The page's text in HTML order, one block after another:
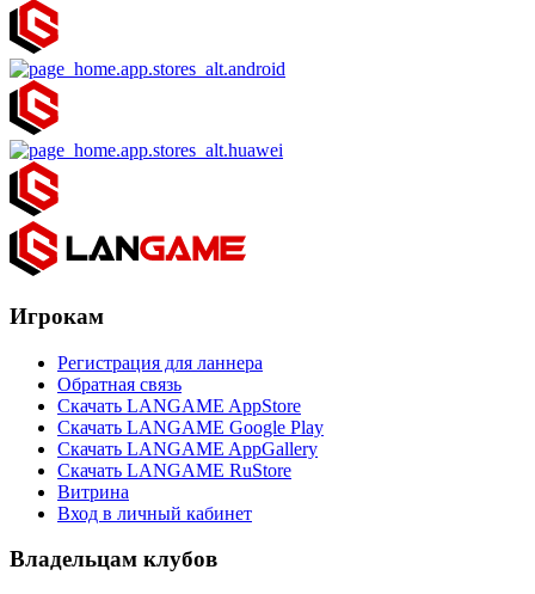
Игрокам
Регистрация для ланнера
Обратная связь
Скачать LANGAME AppStore
Скачать LANGAME Google Play
Скачать LANGAME AppGallery
Скачать LANGAME RuStore
Витрина
Вход в личный кабинет
Владельцам клубов